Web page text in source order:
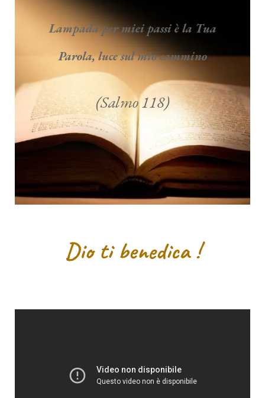
Lampada per miei passi è la Tua
Parola, luce sul mio cammino
(Salmo 118)
Dio ti benedica !